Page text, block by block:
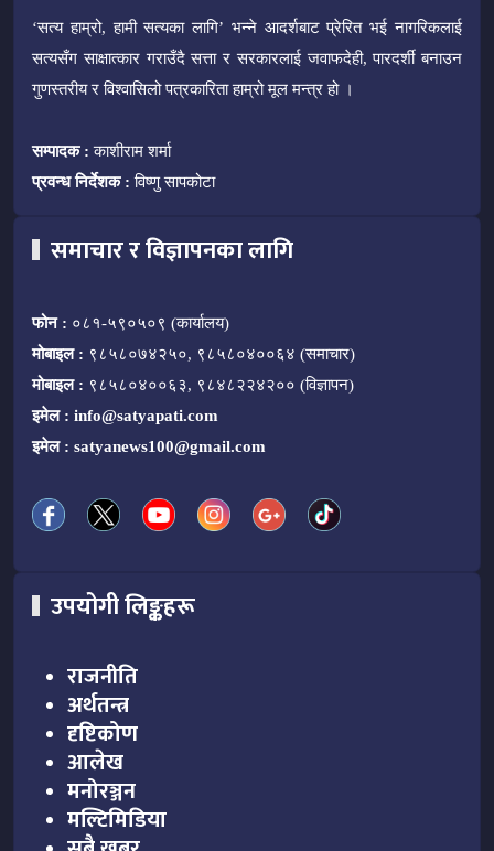
‘सत्य हाम्रो, हामी सत्यका लागि’ भन्ने आदर्शबाट प्रेरित भई नागरिकलाई
सत्यसँग साक्षात्कार गराउँदै सत्ता र सरकारलाई जवाफदेही, पारदर्शी बनाउन
गुणस्तरीय र विश्वासिलो पत्रकारिता हाम्रो मूल मन्त्र हो ।
सम्पादक : काशीराम शर्मा
प्रवन्ध निर्देशक : विष्णु सापकोटा
समाचार र विज्ञापनका लागि
फोन : ०८१-५९०५०९ (कार्यालय)
मोबाइल : ९८५८०७४२५०, ९८५८०४००६४ (समाचार)
मोबाइल : ९८५८०४००६३, ९८४८२२४२०० (विज्ञापन)
इमेल : info@satyapati.com
इमेल : satyanews100@gmail.com
उपयोगी लिङ्कहरू
राजनीति
अर्थतन्त्र
दृष्टिकोण
आलेख
मनोरञ्जन
मल्टिमिडिया